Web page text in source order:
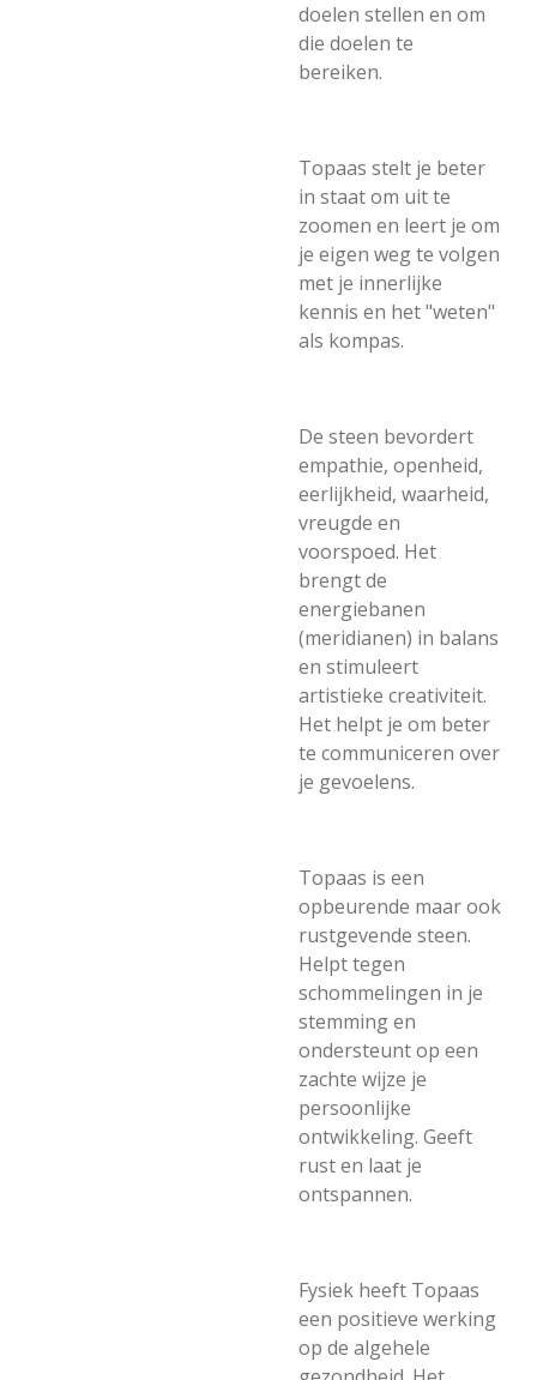
doelen stellen en om
die doelen te
bereiken.
Topaas stelt je beter
in staat om uit te
zoomen en leert je om
je eigen weg te volgen
met je innerlijke
kennis en het "weten"
als kompas.
De steen bevordert
empathie, openheid,
eerlijkheid, waarheid,
vreugde en
voorspoed. Het
brengt de
energiebanen
(meridianen) in balans
en stimuleert
artistieke creativiteit.
Het helpt je om beter
te communiceren over
je gevoelens.
Topaas is een
opbeurende maar ook
rustgevende steen.
Helpt tegen
schommelingen in je
stemming en
ondersteunt op een
zachte wijze je
persoonlijke
ontwikkeling. Geeft
rust en laat je
ontspannen.
Fysiek heeft Topaas
een positieve werking
op de algehele